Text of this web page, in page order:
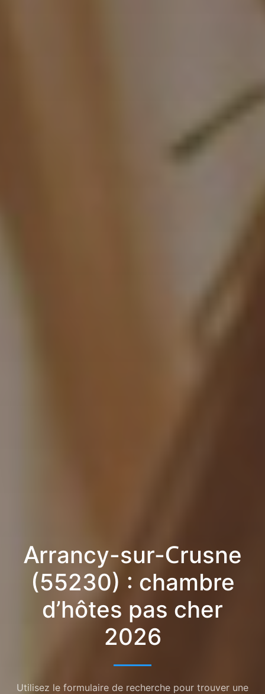
Arrancy-sur-Crusne
(55230) : chambre
d’hôtes pas cher
2026
Utilisez le formulaire de recherche pour trouver une